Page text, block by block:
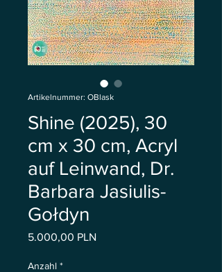
Artikelnummer: OBlask
Shine (2025), 30
cm x 30 cm, Acryl
auf Leinwand, Dr.
Barbara Jasiulis-
Gołdyn
5.000,00 PLN
Anzahl *